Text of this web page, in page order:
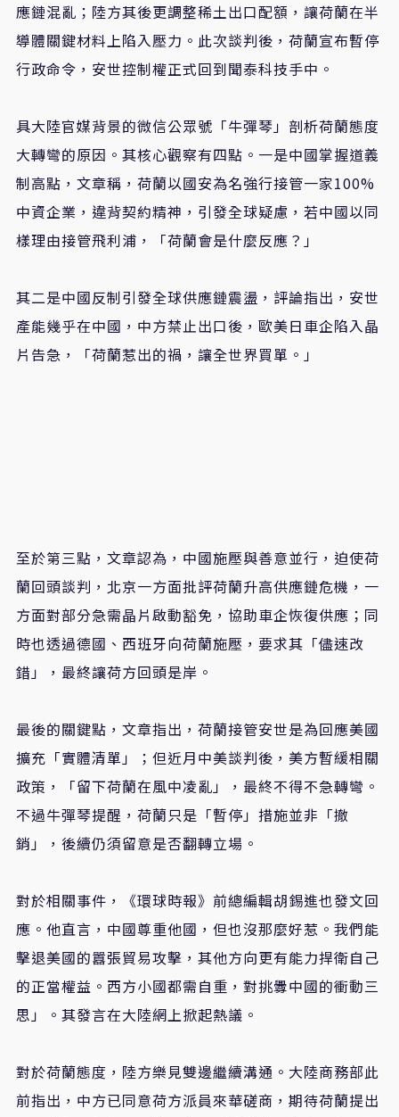
應鏈混亂；陸方其後更調整稀土出口配額，讓荷蘭在半
導體關鍵材料上陷入壓力。此次談判後，荷蘭宣布暫停
行政命令，安世控制權正式回到聞泰科技手中。
具大陸官媒背景的微信公眾號「牛彈琴」剖析荷蘭態度
大轉彎的原因。其核心觀察有四點。一是中國掌握道義
制高點，文章稱，荷蘭以國安為名強行接管一家100%
中資企業，違背契約精神，引發全球疑慮，若中國以同
樣理由接管飛利浦，「荷蘭會是什麼反應？」
其二是中國反制引發全球供應鏈震盪，評論指出，安世
產能幾乎在中國，中方禁止出口後，歐美日車企陷入晶
片告急，「荷蘭惹出的禍，讓全世界買單。」
至於第三點，文章認為，中國施壓與善意並行，迫使荷
蘭回頭談判，北京一方面批評荷蘭升高供應鏈危機，一
方面對部分急需晶片啟動豁免，協助車企恢復供應；同
時也透過德國、西班牙向荷蘭施壓，要求其「儘速改
錯」，最終讓荷方回頭是岸。
最後的關鍵點，文章指出，荷蘭接管安世是為回應美國
擴充「實體清單」；但近月中美談判後，美方暫緩相關
政策，「留下荷蘭在風中凌亂」，最終不得不急轉彎。
不過牛彈琴提醒，荷蘭只是「暫停」措施並非「撤
銷」，後續仍須留意是否翻轉立場。
對於相關事件，《環球時報》前總編輯胡錫進也發文回
應。他直言，中國尊重他國，但也沒那麼好惹。我們能
擊退美國的囂張貿易攻擊，其他方向更有能力捍衛自己
的正當權益。西方小國都需自重，對挑釁中國的衝動三
思」。其發言在大陸網上掀起熱議。
對於荷蘭態度，陸方樂見雙邊繼續溝通。大陸商務部此
前指出，中方已同意荷方派員來華磋商，期待荷蘭提出